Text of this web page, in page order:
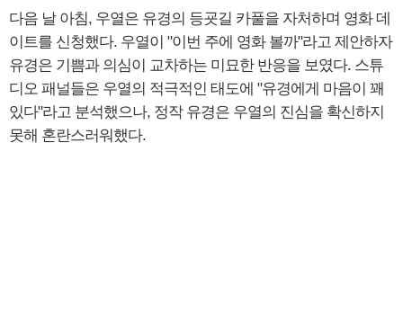
다음 날 아침, 우열은 유경의 등굣길 카풀을 자처하며 영화 데
이트를 신청했다. 우열이 "이번 주에 영화 볼까"라고 제안하자
유경은 기쁨과 의심이 교차하는 미묘한 반응을 보였다. 스튜
디오 패널들은 우열의 적극적인 태도에 "유경에게 마음이 꽤
있다"라고 분석했으나, 정작 유경은 우열의 진심을 확신하지
못해 혼란스러워했다.